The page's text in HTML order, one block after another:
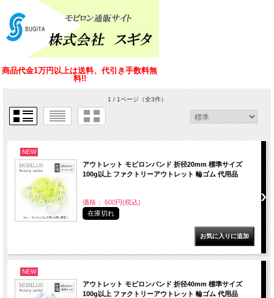
商品代金1万円以上は送料、代引き手数料無
料!!
1 / 1ページ（全3件）
NEW
アウトレット モビロンバンド 折径20mm 標準サイズ
100g以上 ファクトリーアウトレット 輪ゴム 代用品
価格： 600円(税込)
在庫切れ
NEW
アウトレット モビロンバンド 折径40mm 標準サイズ
100g以上 ファクトリーアウトレット 輪ゴム 代用品